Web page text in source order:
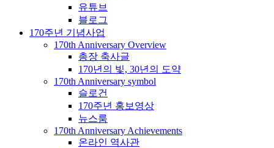
유튜브
블로그
170주년 기념사업
170th Anniversary Overview
총장 축사글
170년의 빛, 30년의 도약
170th Anniversary symbol
슬로건
170주년 홍보영상
뉴스룸
170th Anniversary Achievements
온라인 역사관